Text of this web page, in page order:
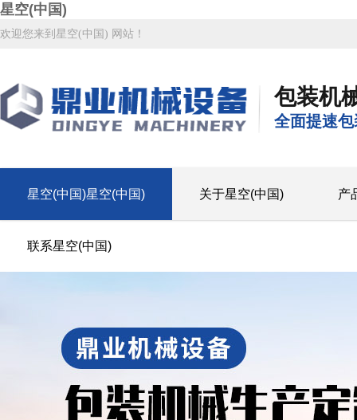
星空(中国)
欢迎您来到星空(中国) 网站！
包装机
全面提速
星空(中国)星空(中国) 关于星空(中国) 产
联系星空(中国)